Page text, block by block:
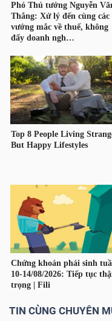
TIN CÙNG CHUYÊN
CỤ
ĐẦU
TƯ
DỮ
LIỆU
Ngành
(-)
VS-
SECTOR